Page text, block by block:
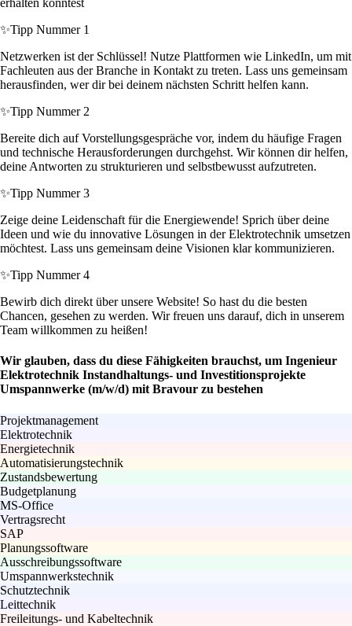
erhalten könntest
✨Tipp Nummer 1
Netzwerken ist der Schlüssel! Nutze Plattformen wie LinkedIn, um mit
Fachleuten aus der Branche in Kontakt zu treten. Lass uns gemeinsam
herausfinden, wer dir bei deinem nächsten Schritt helfen kann.
✨Tipp Nummer 2
Bereite dich auf Vorstellungsgespräche vor, indem du häufige Fragen
und technische Herausforderungen durchgehst. Wir können dir helfen,
deine Antworten zu strukturieren und selbstbewusst aufzutreten.
✨Tipp Nummer 3
Zeige deine Leidenschaft für die Energiewende! Sprich über deine
Ideen und wie du innovative Lösungen in der Elektrotechnik umsetzen
möchtest. Lass uns gemeinsam deine Visionen klar kommunizieren.
✨Tipp Nummer 4
Bewirb dich direkt über unsere Website! So hast du die besten
Chancen, gesehen zu werden. Wir freuen uns darauf, dich in unserem
Team willkommen zu heißen!
Wir glauben, dass du diese Fähigkeiten brauchst, um Ingenieur
Elektrotechnik Instandhaltungs- und Investitionsprojekte
Umspannwerke (m/w/d) mit Bravour zu bestehen
Projektmanagement
Elektrotechnik
Energietechnik
Automatisierungstechnik
Zustandsbewertung
Budgetplanung
MS-Office
Vertragsrecht
SAP
Planungssoftware
Ausschreibungssoftware
Umspannwerkstechnik
Schutztechnik
Leittechnik
Freileitungs- und Kabeltechnik